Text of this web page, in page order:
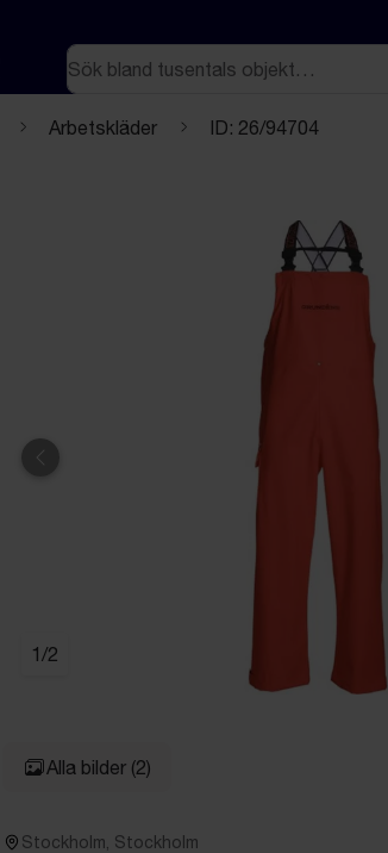
Sök
Arbetskläder ID: 26/94704
Föregående
1 /2
Alla bilder (2)
Stockholm, Stockholm